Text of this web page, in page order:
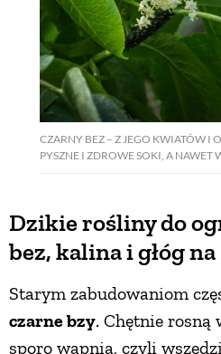
CZARNY BEZ – Z JEGO KWIATÓW I
PYSZNE I ZDROWE SOKI, A NAWET
Dzikie rośliny do
bez, kalina i głóg
Starym zabudowaniom
czarne bzy. Chętnie rosną
sporo wapnia, czyli